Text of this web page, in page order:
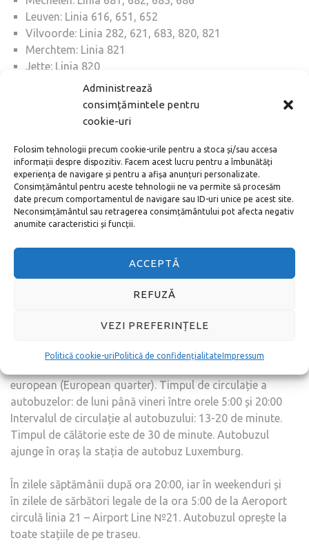
Administrează
consimțămintele pentru
cookie-uri
Folosim tehnologii precum cookie-urile pentru a stoca și/sau accesa
informații despre dispozitiv. Facem acest lucru pentru a îmbunătăți
experiența de navigare și pentru a afișa anunțuri personalizate.
Consimțământul pentru aceste tehnologii ne va permite să procesăm
date precum comportamentul de navigare sau ID-uri unice pe acest site.
Neconsimțământul sau retragerea consimțământului pot afecta negativ
anumite caracteristici și funcții.
ACCEPTĂ
REFUZĂ
VEZI PREFERINȚELE
Politică cookie-uriPolitică de confidențialitateImpressum
Leuven: Linia 616, 651, 652
Vilvoorde: Linia 282, 621, 683, 820, 821
Merchtem: Linia 821
Jette: Linia 820
Diegem: Linia 272, 282, 620, 621
Haacht: Linia 660
Groenendaal: Linia 830
Un bilet la Bruxelles costă 3 €, veți avea nevoie de un
bilet pentru o singură călătorie (Billet aller simple). Un
bilet pentru călătorie poate fi cumpărat de la
conducătorul auto sau din automat. Dacă ați cumpărat
un bilet la automate, atunci la intrarea în autobuz
trebuie să-l validați.
Autobuze ale companiei de stat MIVB
Autobuzele companiei de stat MIVB / STIB pleacă de pe
european (European quarter). Timpul de circulație a
autobuzelor: de luni până vineri între orele 5:00 și 20:00
Intervalul de circulație al autobuzului: 13-20 de minute.
Timpul de călătorie este de 30 de minute. Autobuzul
ajunge în oraș la stația de autobuz Luxemburg.
În zilele săptămânii după ora 20:00, iar în weekenduri și
în zilele de sărbători legale de la ora 5:00 de la Aeroport
circulă linia 21 – Airport Line №21. Autobuzul oprește la
toate stațiile de pe traseu.